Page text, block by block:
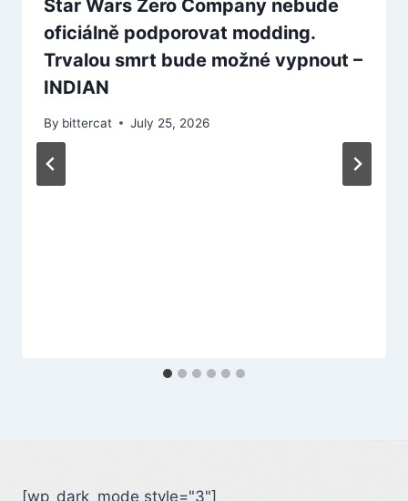
Star Wars Zero Company nebude
oficiálně podporovat modding.
Trvalou smrt bude možné vypnout –
INDIAN
By bittercat July 25, 2026
[wp_dark_mode style="3"]